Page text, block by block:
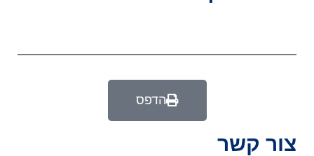
הדפס
צור קשר